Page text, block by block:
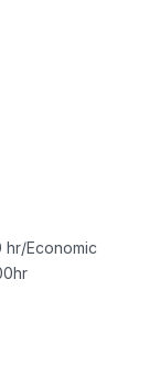
hr/Economic